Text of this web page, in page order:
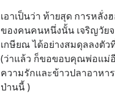
เอาเป็นว่า ท้ายสุด การหลั่
ของคนคนหนึ่งนั้น เจริญวัยจ
เกษียณ ได้อย่างสมดุลลงตัว
(ว่าแล้ว ก็ขอขอบคุณพ่อแม่อี
ความรักและข้าวปลาอาหา
ป่านนี้ )